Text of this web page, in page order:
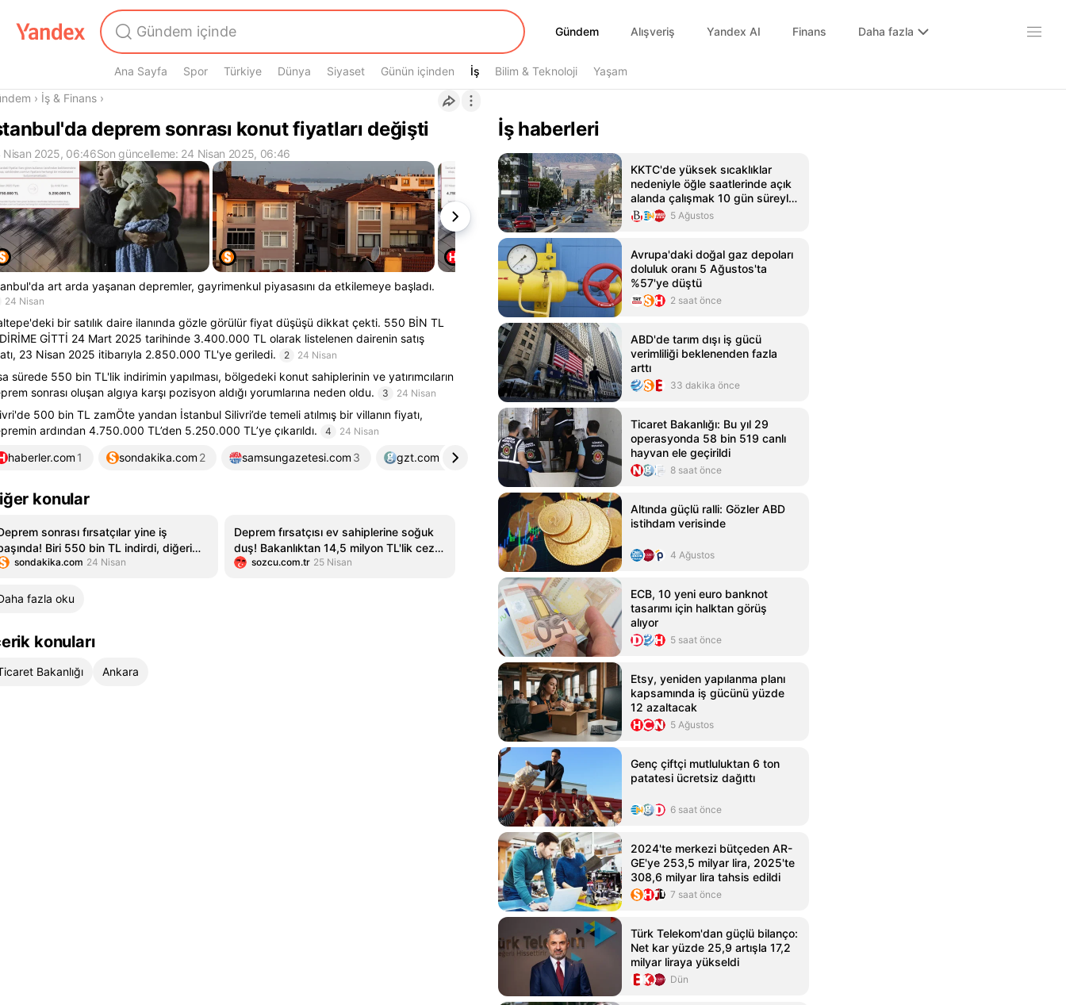
Gündem
Gündem Alışveriş Yandex AI Finans Daha fazla
Ana Sayfa Spor Türkiye Dünya Siyaset Günün içinden İş
İş Bilim & Teknoloji Yaşam
› İş & Finans ›
deprem sonrası konut fiyatları değişti
Nisan 2025, 06:46Son güncelleme: 24 Nisan 2025, 06:46
art arda yaşanan depremler, gayrimenkul piyasasını da etkilemeye başladı.
24 Nisan
bir satılık daire ilanında gözle görülür fiyat düşüşü dikkat çekti. 550 BİN TL
GİTTİ 24 Mart 2025 tarihinde 3.400.000 TL olarak listelenen dairenin satış
23 Nisan 2025 itibarıyla 2.850.000 TL'ye geriledi.
2 24 Nisan
sürede 550 bin TL'lik indirimin yapılması, bölgedeki konut sahiplerinin ve yatırımcıların
sonrası oluşan algıya karşı pozisyon aldığı yorumlarına neden oldu.
3 24 Nisan
500 bin TL zamÖte yandan İstanbul Silivri’de temeli atılmış bir villanın fiyatı,
ardından 4.750.000 TL’den 5.250.000 TL’ye çıkarıldı.
4 24 Nisan
haberler.com 1 sondakika.com 2 samsungazetesi.com 3 gzt.com
konular
sonrası fırsatçılar yine iş
Biri 550 bin TL indirdi, diğeri
bin TL fiyat artırdı
sondakika.com 24 Nisan
Deprem fırsatçısı ev sahiplerine soğuk
duş! Bakanlıktan 14,5 milyon TL'lik ceza
- Sözcü Gazetesi
sozcu.com.tr 25 Nisan
fazla oku
konuları
Bakanlığı Ankara
İş haberleri
KKTC'de yüksek sıcaklıklar
nedeniyle öğle saatlerinde açık
alanda çalışmak 10 gün süreyle
yasaklandı5 Ağustos
Avrupa'daki doğal gaz depoları
doluluk oranı 5 Ağustos'ta
%57'ye düştü
2 saat önce
ABD'de tarım dışı iş gücü
verimliliği beklenenden fazla
arttı
33 dakika önce
Ticaret Bakanlığı: Bu yıl 29
operasyonda 58 bin 519 canlı
hayvan ele geçirildi
8 saat önce
Altında güçlü ralli: Gözler ABD
istihdam verisinde
4 Ağustos
ECB, 10 yeni euro banknot
tasarımı için halktan görüş
alıyor
5 saat önce
Etsy, yeniden yapılanma planı
kapsamında iş gücünü yüzde
12 azaltacak
5 Ağustos
Genç çiftçi mutluluktan 6 ton
patatesi ücretsiz dağıttı
6 saat önce
2024'te merkezi bütçeden AR-
GE'ye 253,5 milyar lira, 2025'te
308,6 milyar lira tahsis edildi
7 saat önce
Türk Telekom'dan güçlü bilanço:
Net kar yüzde 25,9 artışla 17,2
milyar liraya yükseldi
Dün